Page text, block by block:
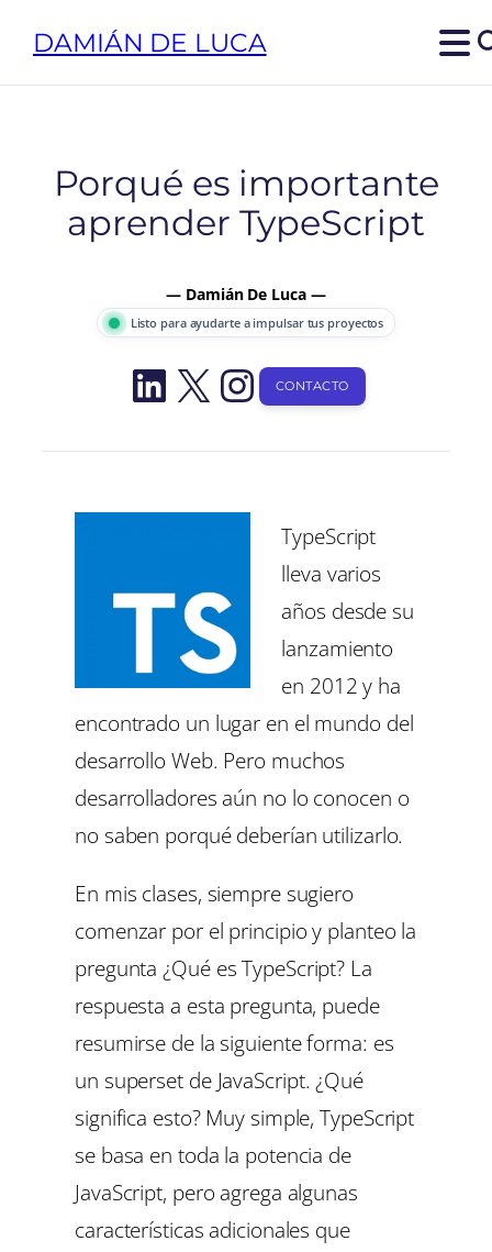
DAMIÁN DE LUCA
Porqué es importante
aprender TypeScript
— Damián De Luca —
Listo para ayudarte a impulsar tus proyectos
LinkedIn
X Instagram
CONTACTO
TypeScript
lleva varios
años desde su
lanzamiento
en 2012 y ha
encontrado un lugar en el mundo del
desarrollo Web. Pero muchos
desarrolladores aún no lo conocen o
no saben porqué deberían utilizarlo.
En mis clases, siempre sugiero
comenzar por el principio y planteo la
pregunta ¿Qué es TypeScript? La
respuesta a esta pregunta, puede
resumirse de la siguiente forma: es
un supersetde JavaScript. ¿Qué
significa esto? Muy simple, TypeScript
se basa en toda la potencia de
JavaScript, pero agrega algunas
características adicionales que